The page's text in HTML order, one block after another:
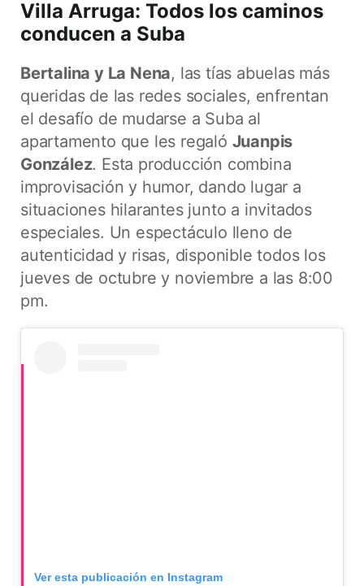
Villa Arruga: Todos los caminos
conducen a Suba
Bertalina y La Nena, las tías abuelas más
queridas de las redes sociales, enfrentan
el desafío de mudarse a Suba al
apartamento que les regaló Juanpis
González. Esta producción combina
improvisación y humor, dando lugar a
situaciones hilarantes junto a invitados
especiales. Un espectáculo lleno de
autenticidad y risas, disponible todos los
jueves de octubre y noviembre a las 8:00
pm.
Ver esta publicación en Instagram